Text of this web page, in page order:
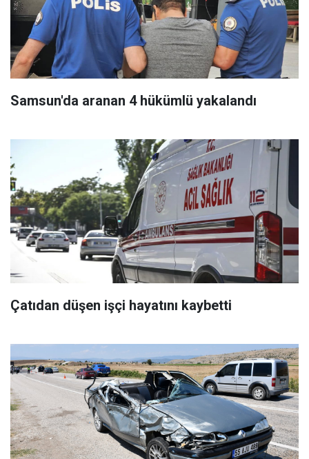
Samsun'da aranan 4 hükümlü yakalandı
Çatıdan düşen işçi hayatını kaybetti